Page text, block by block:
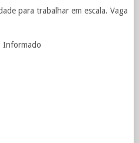
para trabalhar em escala. Vaga
Informado